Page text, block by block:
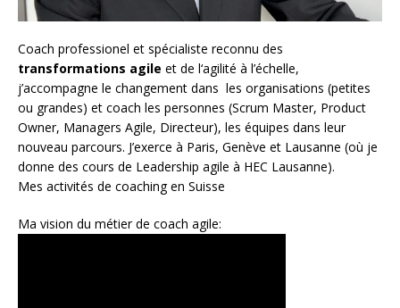
Coach professionel et spécialiste reconnu des
transformations agile et de l‘agilité à l’échelle,
j’accompagne le changement dans les organisations (petites
ou grandes) et coach les personnes (Scrum Master, Product
Owner, Managers Agile, Directeur), les équipes dans leur
nouveau parcours. J’exerce à Paris, Genève et Lausanne (où je
donne des cours de Leadership agile à HEC Lausanne).
Mes activités de coaching en Suisse
Ma vision du métier de coach agile: